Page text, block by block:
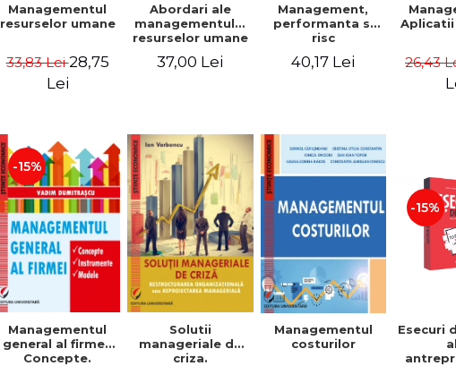
Managementul
resurselor umane
33,83 Lei28,75
Lei
Abordari ale
managementului
resurselor umane
organizatiei
37,00 Lei
Management,
performanta si
risc
40,17 Lei 26,43
-15%
Managementul
general al firmei.
Concepte.
Solutii
manageriale de
criza.
Managementul
costurilor
-15%
Esecuri